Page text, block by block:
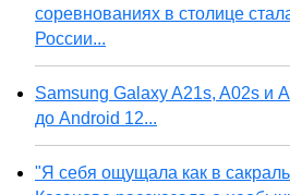
соревнованиях в столице
России...
Samsung Galaxy A21s, A02s и
до Android 12...
"Я себя ощущала как в